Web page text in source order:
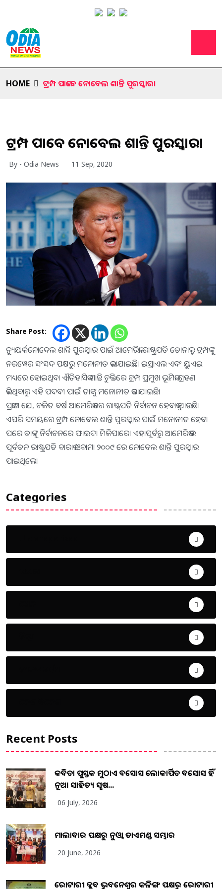
HOME ଟ୍ରମ୍ପ ପାଇବେ ନୋବେଲ ଶାନ୍ତି ପୁରସ୍କାର।
ଟ୍ରମ୍ପ ପାଇବେ ନୋବେଲ ଶାନ୍ତି ପୁରସ୍କାର।
By - Odia News 11 Sep, 2020
Share Post:
ନ୍ୟୁୟର୍କ : ନୋବେଲ ଶାନ୍ତି ପୁରସ୍କାର ପାଇଁ ଆମେରିକା ରାଷ୍ଟ୍ରପତି ଡୋନାଲ୍ଡ ଟ୍ରମ୍ପଙ୍କୁ
ନରୱେର ସଂସଦ ପକ୍ଷରୁ ମନୋନୀତ କରାଯାଇଛି। ଇସ୍ରାଏଲ ଏବଂ ୟୁଏଇ
ମଧ୍ୟରେ ହୋଇଥିବା ଐତିହାସିକ ଶାନ୍ତି ଚୁକ୍ତିରେ ଟ୍ରମ୍ପ ପ୍ରମୁଖ ଭୂମିକା ଗ୍ରହଣ
କରିଥିବାରୁ ଏହି ପଦବୀ ପାଇଁ ତାଙ୍କୁ ମନୋନୀତ କରାଯାଇଛି।
ପ୍ରକାଶ ଯେ, ଚଳିତ ବର୍ଷ ଆମେରିକାରେ ରାଷ୍ଟ୍ରପତି ନିର୍ବାଚନ ହେବାକୁ ଯାଉଛି।
ଏପରି ସମୟରେ ଟ୍ରମ୍ପ ନୋବେଲ ଶାନ୍ତି ପୁରସ୍କାର ପାଇଁ ମନୋନୀତ ହେବା
ପରେ ତାଙ୍କୁ ନିର୍ବାଚନରେ ଫାଇଦା ମିଳିପାରେ। ଏହାପୂର୍ବରୁ ଆମେରିକାର
ପୂର୍ବତନ ରାଷ୍ଟ୍ରପତି ବାରାକ ଓବାମା ୨୦୦୯ ରେ ନୋବେଲ ଶାନ୍ତି ପୁରସ୍କାର
ପାଇଥିଲେ।
Categories
Recent Posts
କବିତା ପୁସ୍ତକ ମୁଠାଏ ଅବସୋସ ଲୋକାର୍ପିତ ଅବସୋସ ହିଁ
ନୂଆ ସାହିତ୍ୟ ସୃଷ...
06 July, 2026
ମାଲାବାର ପକ୍ଷରୁ ନୁଓ୍ବା ଡାଏମଣ୍ଡ ସମ୍ଭାର
20 June, 2026
ରୋଟାରୀ କ୍ଲବ ଭୁବନେଶ୍ୱର କଳିଙ୍ଗ ପକ୍ଷରୁ ରୋଟାରୀ